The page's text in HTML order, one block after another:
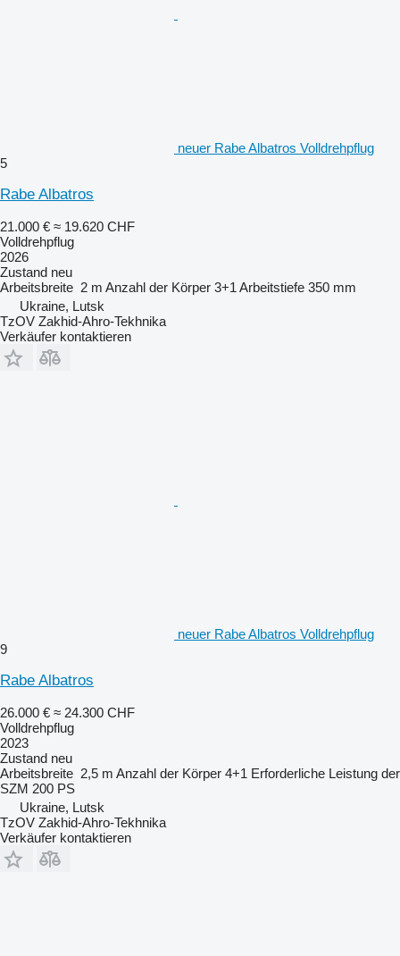
neuer Rabe Albatros Volldrehpflug
5
Rabe Albatros
21.000 € ≈ 19.620 CHF
Volldrehpflug
2026
Zustand neu
Arbeitsbreite 2 m Anzahl der Körper 3+1 Arbeitstiefe 350 mm
Ukraine, Lutsk
TzOV Zakhid-Ahro-Tekhnika
Verkäufer kontaktieren
neuer Rabe Albatros Volldrehpflug
9
Rabe Albatros
26.000 € ≈ 24.300 CHF
Volldrehpflug
2023
Zustand neu
Arbeitsbreite 2,5 m Anzahl der Körper 4+1 Erforderliche Leistung der
SZM 200 PS
Ukraine, Lutsk
TzOV Zakhid-Ahro-Tekhnika
Verkäufer kontaktieren